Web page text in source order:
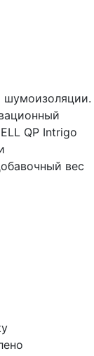
шумоизоляции.
QP Intrigo
вес